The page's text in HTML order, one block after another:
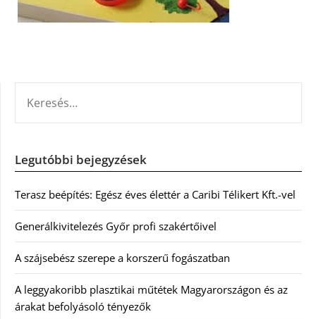
Legutóbbi bejegyzések
Terasz beépítés: Egész éves élettér a Caribi Télikert Kft.-vel
Generálkivitelezés Győr profi szakértőivel
A szájsebész szerepe a korszerű fogászatban
A leggyakoribb plasztikai műtétek Magyarországon és az
árakat befolyásoló tényezők